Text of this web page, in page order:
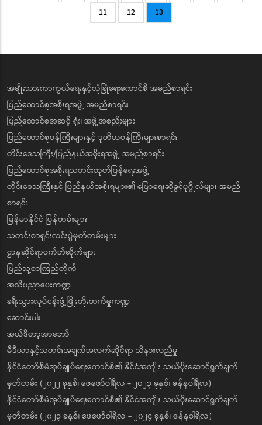
page page
Page
11 Page
12
Current
page
13
အမျိုးသားကာကွယ်ရေးနှင့်လုံခြုံရေးကောင်စီ အမည်စာရင်း
ပြည်ထောင်စုအစိုးရအဖွဲ့ အမည်စာရင်း
ပြည်ထောင်စုအဆင့် ရုံး၊ အဖွဲ့အစည်းများ
ပြည်ထောင်စုဝန်ကြီးများနှင့် ဒုတိယဝန်ကြီးများစာရင်း
တိုင်းဒေသကြီး/ပြည်နယ်အစိုးရအဖွဲ့ အမည်စာရင်း
ပြည်ထောင်စုအစိုးရသတင်းထုတ်ပြန်ရေးအဖွဲ့
တိုင်းဒေသကြီးနှင့် ပြည်နယ်အစိုးရများ၏ ပြောရေးဆိုခွင့်ပုဂ္ဂိုလ်များ အမည်
စာရင်း
မြန်မာနိုင်ငံ ပြန်တမ်းများ
သတင်းစာရှင်းလင်းပွဲမှတ်တမ်းများ
ဌာနဆိုင်ရာဝက်ဘ်ဆိုက်များ
ပြည်သူ့စာကြည့်တိုက်
အသိပညာပေးကဏ္ဍ
ခရီးသွားလုပ်ငန်းဖွံ့ဖြိုးတိုးတက်မှုကဏ္ဍ
ဆောင်းပါး
အယ်ဒီတာ့အာဘော်
မီဒီယာနှင့်သတင်းအချက်အလက်ဆိုင်ရာ သိနားလည်မှု
နိုင်ငံတော်စီမံအုပ်ချုပ်ရေးကောင်စီ၏ နိုင်ငံအကျိုး သယ်ပိုးဆောင်ရွက်ချက်
မှတ်တမ်း (၂၀၂၂ ခုနှစ်၊ ဖေဖော်ဝါရီလ - ၂၀၂၃ ခုနှစ်၊ ဇန်နဝါရီလ)
နိုင်ငံတော်စီမံအုပ်ချုပ်ရေးကောင်စီ၏ နိုင်ငံအကျိုး သယ်ပိုးဆောင်ရွက်ချက်
မှတ်တမ်း (၂၀၂၃ ခုနှစ်၊ ဖေဖော်ဝါရီလ - ၂၀၂၄ ခုနှစ်၊ ဇန်နဝါရီလ)